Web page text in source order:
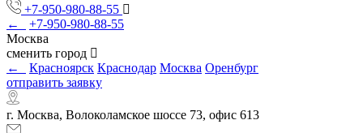
+7-950-980-88-55
←
+7-950-980-88-55
Москва
сменить город
←
Красноярск Краснодар Москва Оренбург
отправить заявку
г. Москва, Волоколамское шоссе 73, офис 613